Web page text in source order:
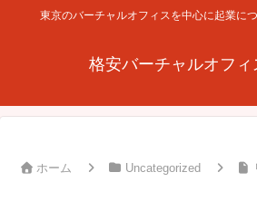
東京のバーチャルオフィスを中心に起業に
格安バーチャルオフィ
ホーム Uncategorized